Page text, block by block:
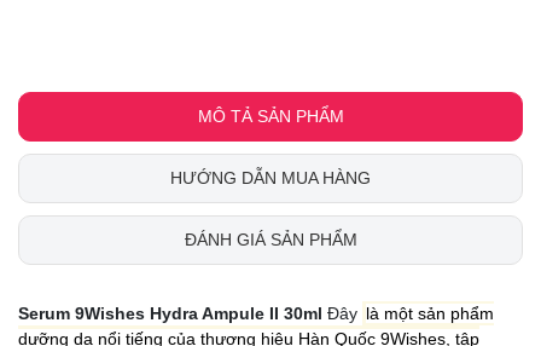
MÔ TẢ SẢN PHẨM
HƯỚNG DẪN MUA HÀNG
ĐÁNH GIÁ SẢN PHẨM
Serum 9Wishes Hydra Ampule II 30ml Đây là một sản phẩm
dưỡng da nổi tiếng của thương hiệu Hàn Quốc 9Wishes, tập